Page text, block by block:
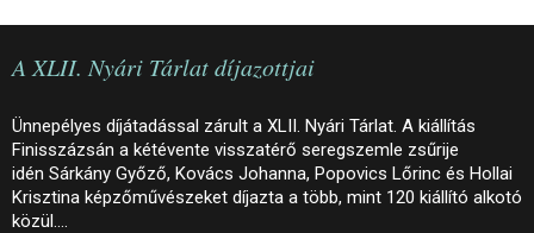
PROGRAMOK
KIÁLLÍTÁSOK
AZ ÉPÜLET
INFORMÁCIÓK
KONFERENCIA
A XLII. Nyári Tárlat díjazottjai
Ünnepélyes díjátadással zárult a XLII. Nyári Tárlat. A kiállítás
Finisszázsán a kétévente visszatérő seregszemle zsűrije
idén Sárkány Győző, Kovács Johanna, Popovics Lőrinc és Hollai
Krisztina képzőművészeket díjazta a több, mint 120 kiállító alkotó
közül.…